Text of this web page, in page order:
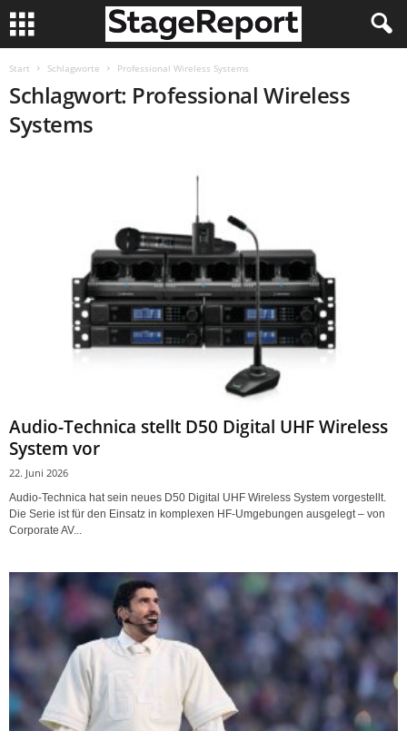
Start Schlagworte Professional Wireless Systems
Schlagwort: Professional Wireless
Systems
Audio-Technica stellt D50 Digital UHF Wireless
System vor
22. Juni 2026
Audio-Technica hat sein neues D50 Digital UHF Wireless System vorgestellt.
Die Serie ist für den Einsatz in komplexen HF-Umgebungen ausgelegt – von
Corporate AV...